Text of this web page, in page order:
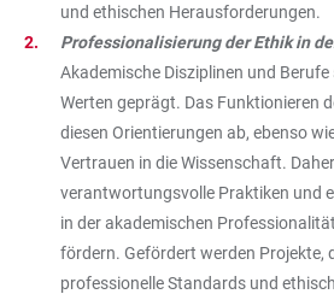
und ethischen Herausforderungen.
Professionalisierung der Ethik in
Akademische Disziplinen und
Werten geprägt. Das Funktionieren
diesen Orientierungen ab, ebenso
Vertrauen in die Wissenschaft.
verantwortungsvolle Praktiken und
in der akademischen
fördern. Gefördert werden Projekte,
professionelle Standards und